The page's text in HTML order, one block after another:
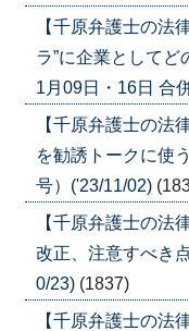
【千原弁護士の
ラ”に企業として
1月09日・16日 合
【千原弁護士の
を勧誘トークに使
号）('23/11/02)
【千原弁護士の
改正、注意すべき
0/23) (1837)
【千原弁護士の